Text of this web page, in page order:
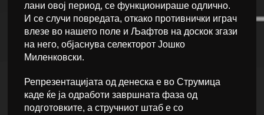
лани овој период, се функционираше одлично.
И се случи повредата, откако противнички играч
влезе во нашето поле и Љафтов на доскок згази
на него, објаснува селекторот Јошко
Миленковски.
Репрезентацијата од денеска е во Струмица
каде ќе ја одработи завршната фаза од
подготовките, а стручниот штаб е со